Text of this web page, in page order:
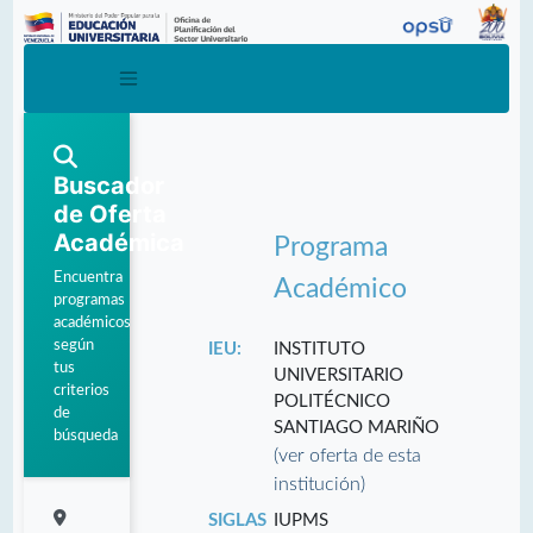
Buscador
de Oferta
Académica
Encuentra
programas
académicos
según
tus
criterios
de
búsqueda
Programa
Académico
IEU:
INSTITUTO
UNIVERSITARIO
POLITÉCNICO
SANTIAGO MARIÑO
(ver oferta de esta
institución)
SIGLAS
IUPMS